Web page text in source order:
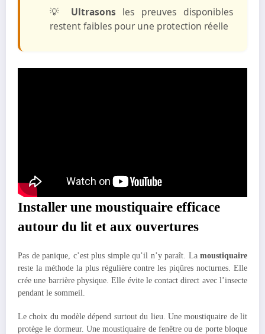
💡 Ultrasons les preuves disponibles
restent faibles pour une protection réelle
Installer une moustiquaire efficace
autour du lit et aux ouvertures
Pas de panique, c’est plus simple qu’il n’y paraît. La moustiquaire
reste la méthode la plus régulière contre les piqûres nocturnes. Elle
crée une barrière physique. Elle évite le contact direct avec l’insecte
pendant le sommeil.
Le choix du modèle dépend surtout du lieu. Une moustiquaire de lit
protège le dormeur. Une moustiquaire de fenêtre ou de porte bloque